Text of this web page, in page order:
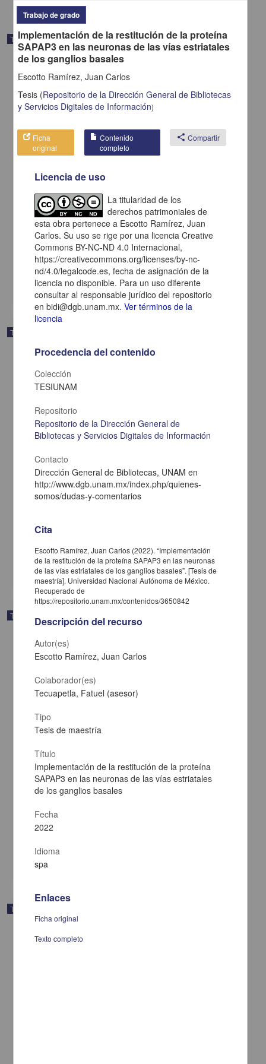
Trabajo de grado
Contribución de las interneuronas colinérgicas del estriado
dorsomedial en la actualización de acciones en condicionamiento
instrumental y Pavloviano
Alatriste León, Héctor
Medicina y Ciencias de la Salud,Biología y Química
Trabajo de grado
Pluma Ortiz, Valeria Vania
Biología y Química
Trabajo de grado
Participación de las variantes del exón 18 del gen SCN8A en las
cervicouterino
Anguheven Ledezma, Tonantzin Guadalupe
Trabajo de grado
Trabajo de grado
Implementación de la restitución de la proteína
SAPAP3 en las neuronas de las vías estriatales
de los ganglios basales
Escotto Ramírez, Juan Carlos
Tesis (Repositorio de la Dirección General de Bibliotecas
y Servicios Digitales de Información)
Ficha
original
Contenido
completo
share Compartir
Licencia de uso
La titularidad de los
derechos patrimoniales de
esta obra pertenece a Escotto Ramírez, Juan
Carlos. Su uso se rige por una licencia Creative
Commons BY-NC-ND 4.0 Internacional,
https://creativecommons.org/licenses/by-nc-
nd/4.0/legalcode.es, fecha de asignación de la
licencia no disponible. Para un uso diferente
consultar al responsable jurídico del repositorio
en bidi@dgb.unam.mx.Ver términos de la
licencia
Procedencia del contenido
Colección
TESIUNAM
Repositorio
Repositorio de la Dirección General de
Bibliotecas y Servicios Digitales de Información
Contacto
Dirección General de Bibliotecas, UNAM en
http://www.dgb.unam.mx/index.php/quienes-
somos/dudas-y-comentarios
Cita
Escotto Ramírez, Juan Carlos (2022). “Implementación
de la restitución de la proteína SAPAP3 en las neuronas
de las vías estriatales de los ganglios basales”. [Tesis de
maestría]. Universidad Nacional Autónoma de México.
Recuperado de
https://repositorio.unam.mx/contenidos/3650842
Descripción del recurso
Autor(es)
Escotto Ramírez, Juan Carlos
Colaborador(es)
Tecuapetla, Fatuel (asesor)
Tipo
Tesis de maestría
Título
Implementación de la restitución de la proteína
SAPAP3 en las neuronas de las vías estriatales
de los ganglios basales
Fecha
2022
Idioma
spa
Enlaces
Ficha original
Texto completo